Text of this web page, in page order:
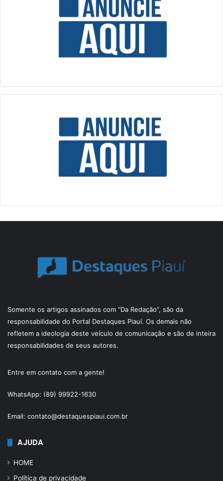
Somente os artigos assinados com “Da Redação”, são da
responsabilidade do Portal Destaques Piauí. Os demais não
refletem a ideologia deste veículo de comunicação e são de inteira
responsabilidades de seus autores.
Entre em contato com a gente!
WhatsApp: (89) 99922-1630
Email: contato@destaquespiaui.com.br
AJUDA
HOME
Política de privacidade